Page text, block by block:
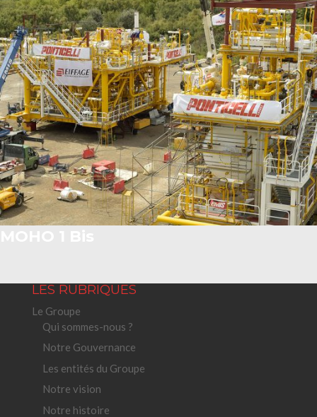
LES RUBRIQUES
Le Groupe
Qui sommes-nous ?
Notre Gouvernance
Les entités du Groupe
Notre vision
Notre histoire